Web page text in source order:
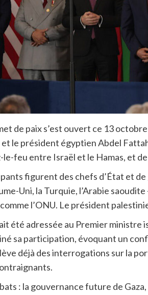
de paix s’est ouvert ce 13
le président égyptien Abdel
le-feu entre Israël et le Hamas, et
figurent des chefs d’État et
Uni, la Turquie, l’Arabie
l’ONU. Le président
été adressée au Premier
sa participation, évoquant un
déjà des interrogations sur la
: la gouvernance future de